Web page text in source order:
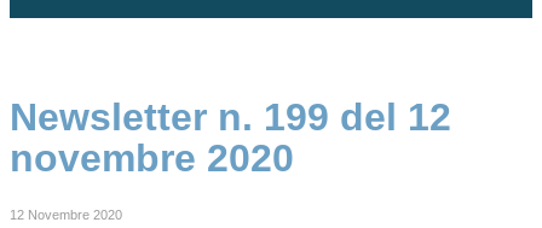
Newsletter n. 199 del 12
novembre 2020
12 Novembre 2020